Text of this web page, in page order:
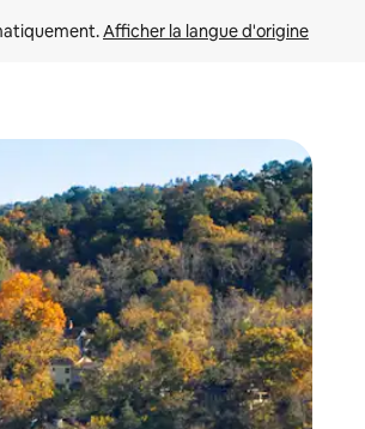
Afficher la langue d'origine